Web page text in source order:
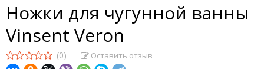
Ножки для чугунной ванны
Vinsent Veron
(0) Оставить отзыв